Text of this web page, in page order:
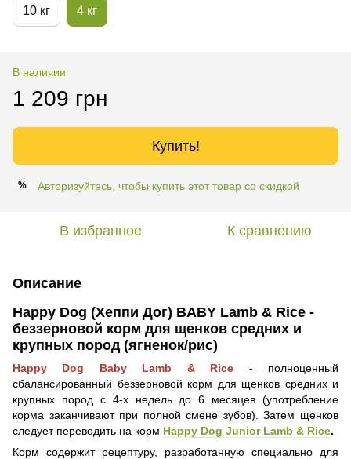
10 кг 4 кг
В наличии
1 209 грн
Купить!
% Авторизуйтесь, чтобы купить этот товар со скидкой
В избранное К сравнению
Описание
Happy Dog (Хеппи Дог) BABY Lamb & Rice -
беззерновой корм для щенков средних и
крупных пород (ягненок/рис)
Happy Dog Baby Lamb & Rice - полноценный
сбалансированный беззерновой корм для щенков средних и
крупных пород с 4-х недель до 6 месяцев (употребление
корма заканчивают при полной смене зубов). Затем щенков
следует переводить на корм Happy Dog Junior Lamb & Rice.
Корм содержит рецептуру, разработанную специально для